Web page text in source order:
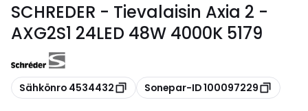
SCHREDER - Tievalaisin Axia 2 -
AXG2S1 24LED 48W 4000K 5179
Kopioi
Sähkönro 4534432 Kopioi
Sonepar-ID 100097229